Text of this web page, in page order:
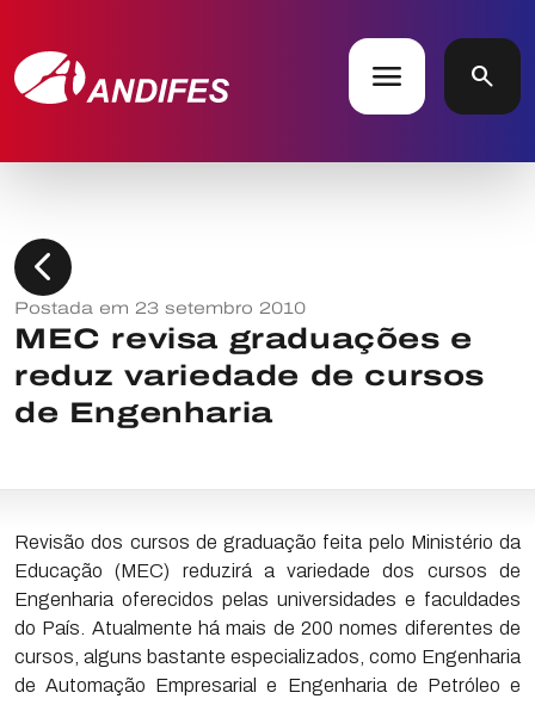
menu search
chevron_left
Postada em 23 setembro 2010
MEC revisa graduações e
reduz variedade de cursos
de Engenharia
Revisão dos cursos de graduação feita pelo Ministério da
Educação (MEC) reduzirá a variedade dos cursos de
Engenharia oferecidos pelas universidades e faculdades
do País. Atualmente há mais de 200 nomes diferentes de
cursos, alguns bastante especializados, como Engenharia
de Automação Empresarial e Engenharia de Petróleo e